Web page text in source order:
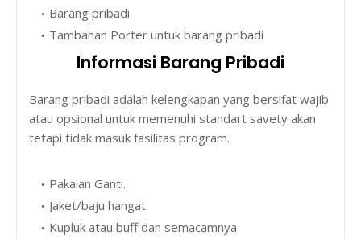
Barang pribadi
Tambahan Porter untuk barang pribadi
Informasi Barang Pribadi
Barang pribadi adalah kelengkapan yang bersifat wajib
atau opsional untuk memenuhi standart savety akan
tetapi tidak masuk fasilitas program.
Pakaian Ganti.
Jaket/baju hangat
Kupluk atau buff dan semacamnya